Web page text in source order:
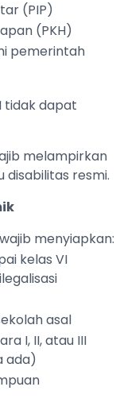
(PIP)
(PKH)
pemerintah
tidak dapat
melampirkan
disabilitas resmi.
menyiapkan:
kelas VI
asal
I, II, atau III
ada)